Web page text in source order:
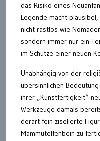
das Risiko eines
Legende macht
nicht rastlos wie
sondern immer nur ein
im Schutze einer neuen
Unabhängig von der
übersinnlichen
ihrer „Kunstfertigkeit“
Werkzeuge damals
derart fein ziselierte
Mammutelfenbein zu